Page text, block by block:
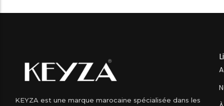
KEYZA est une marque marocaine spécialisée dans les